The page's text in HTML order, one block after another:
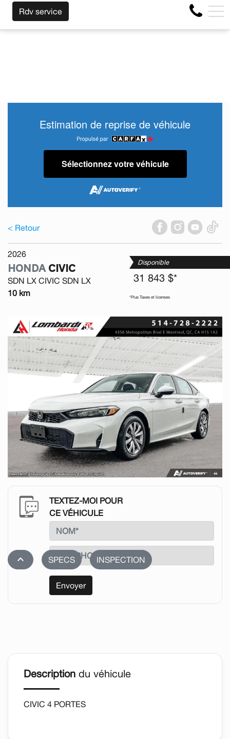
NOUS RACHETONS VOTRE AUTO PEU IMPORTE LA
4356 Boul Métropolitain E, Montréal, QC, CA H1S 1A2
EN
Rdv service
Estimation de reprise de véhicule
Sélectionnez votre véhicule
< Retour
2026
HONDACIVIC
SDN LX CIVIC SDN LX
10 km
Disponible
31 843 $*
*Plus Taxes et licenses
Previous Next
TEXTEZ-MOI POUR
CE VÉHICULE
Envoyer
stat_1 SPECS INSPECTION
Description du véhicule
CIVIC 4 PORTES